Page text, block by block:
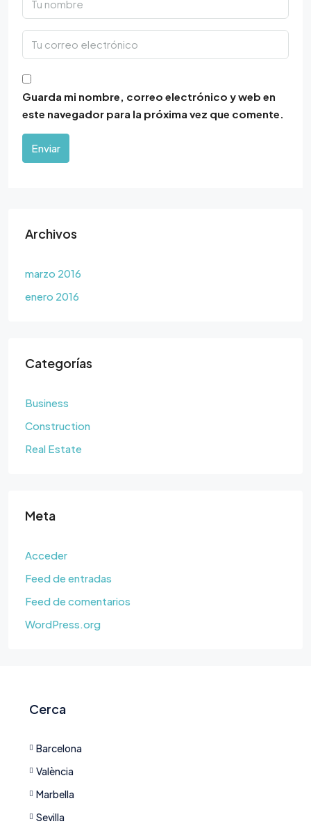
Guarda mi nombre, correo electrónico y web en
este navegador para la próxima vez que comente.
Enviar
Archivos
marzo 2016
enero 2016
Categorías
Business
Construction
Real Estate
Meta
Acceder
Feed de entradas
Feed de comentarios
WordPress.org
Cerca
Barcelona
València
Marbella
Sevilla